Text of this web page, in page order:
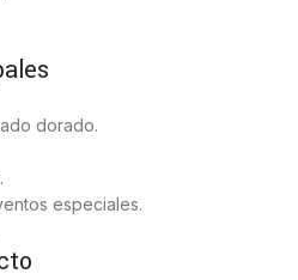
dorado.
especiales.